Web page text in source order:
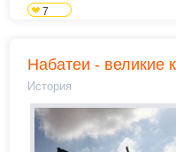
7
Набатеи - великие
История